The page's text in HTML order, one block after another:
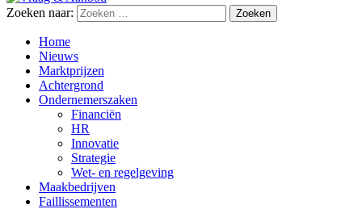
Zoeken naar:
Home
Nieuws
Marktprijzen
Achtergrond
Ondernemerszaken
Financiën
HR
Innovatie
Strategie
Wet- en regelgeving
Maakbedrijven
Faillissementen